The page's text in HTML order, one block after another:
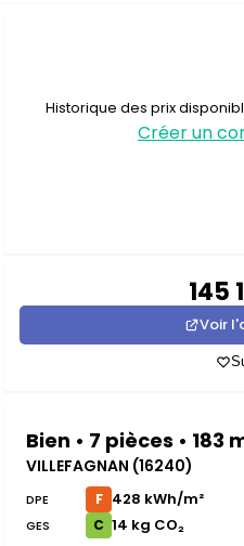
Historique des prix
Créer un
145
Voir
Bien • 7 pièces • 183
VILLEFAGNAN (16240)
DPE F 428 kWh/m²
GES C 14 kg CO₂